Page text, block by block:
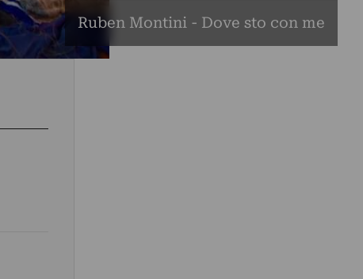
Ruben Montini - Dove sto con me